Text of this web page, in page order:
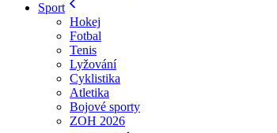
Sport
Hokej
Fotbal
Tenis
Lyžování
Cyklistika
Atletika
Bojové sporty
ZOH 2026